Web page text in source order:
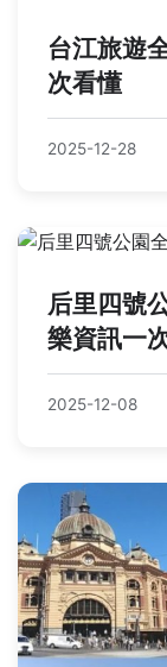
台江旅遊
次看懂
2025-12-28
后里四號
樂資訊一
2025-12-08